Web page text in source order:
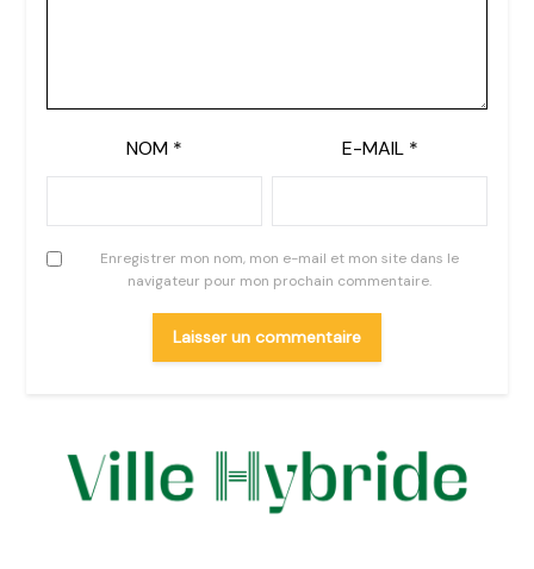
NOM * E-MAIL *
Enregistrer mon nom, mon e-mail et mon site dans le
navigateur pour mon prochain commentaire.